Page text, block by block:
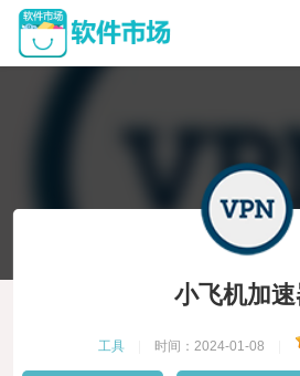
小飞机加
工具 时间：2024-01-08